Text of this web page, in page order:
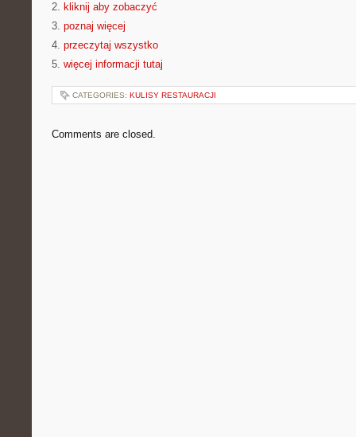
2. kliknij aby zobaczyć
3. poznaj więcej
4. przeczytaj wszystko
5. więcej informacji tutaj
CATEGORIES: KULISY RESTAURACJI
Comments are closed.